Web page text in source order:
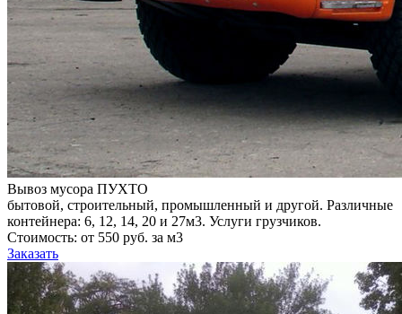
Вывоз мусора ПУХТО
бытовой, строительный, промышленный и другой. Различные
контейнера: 6, 12, 14, 20 и 27м3. Услуги грузчиков.
Стоимость: от 550 руб. за м3
Заказать